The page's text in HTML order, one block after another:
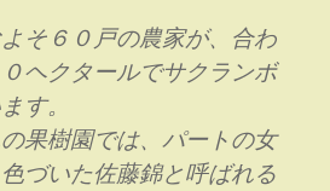
そ６０戸の農家が、合わ
ヘクタールでサクランボ
す。
果樹園では、パートの女
づいた佐藤錦と呼ばれる